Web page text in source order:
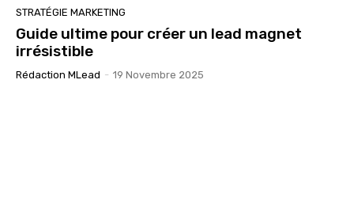
STRATÉGIE MARKETING
Guide ultime pour créer un lead magnet
irrésistible
Rédaction MLead - 19 Novembre 2025